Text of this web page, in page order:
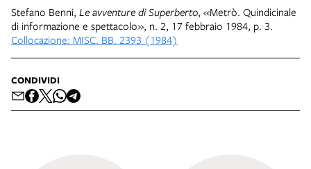
Stefano Benni, Le avventure di Superberto, «Metrò. Quindicinale
di informazione e spettacolo», n. 2, 17 febbraio 1984, p. 3.
Collocazione: MISC. BB. 2393 (1984)
CONDIVIDI